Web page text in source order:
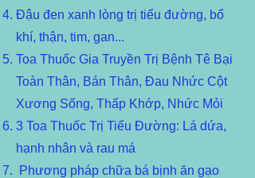
Đậu đen xanh lòng trị tiểu đường, bổ
khí, thận, tim, gan...
Toa Thuốc Gia Truyền Trị Bệnh Tê Bại
Toàn Thân, Bán Thân, Đau Nhức Cột
Xương Sống, Thấp Khớp, Nhức Mỏi
3 Toa Thuốc Trị Tiểu Đường: Lá dứa,
hạnh nhân và rau má
Phương pháp chữa bá bịnh ăn gạo